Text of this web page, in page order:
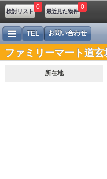
検討リスト
0
最近見た物件
0
TEL お問い合わせ
ファミリーマート道玄
所在地